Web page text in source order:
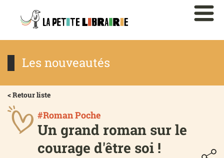
Les nouveautés
< Retour liste
#Roman Poche
Un grand roman sur le
courage d'être soi !